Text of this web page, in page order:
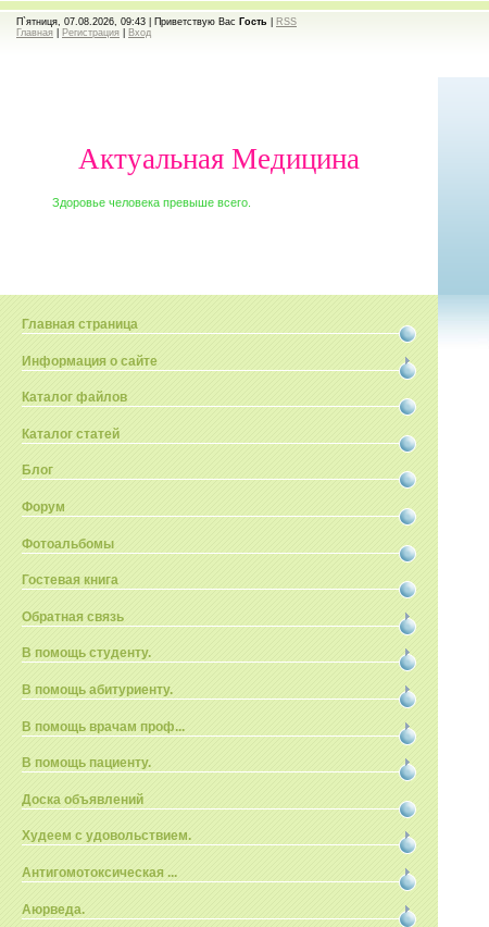
П`ятниця, 07.08.2026, 09:43 | Приветствую Вас Гость
RSS
Главная
Регистрация Вход
Актуальная Медицина
Здоровье человека превыше всего.
Главная страница
Информация о сайте
Каталог файлов
Каталог статей
Блог
Форум
Фотоальбомы
Гостевая книга
Обратная связь
В помощь студенту.
В помощь абитуриенту.
В помощь врачам проф...
В помощь пациенту.
Доска объявлений
Худеем с удовольствием.
Антигомотоксическая ...
Аюрведа.